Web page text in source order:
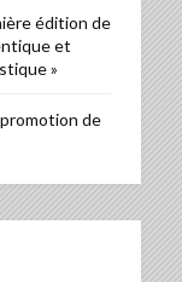
édition de
et
»
de